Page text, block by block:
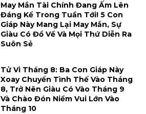
May Mắn Tài Chính Đang Ấm Lên
Đáng Kể Trong Tuần Tới! 5 Con
Giáp Này Mang Lại May Mắn, Sự
Giàu Có Đổ Về Và Mọi Thứ Diễn Ra
Suôn Sẻ
Tử Vi Tháng 8: Ba Con Giáp Này
Xoay Chuyển Tình Thế Vào Tháng
8, Trở Nên Giàu Có Vào Tháng 9
Và Chào Đón Niềm Vui Lớn Vào
Tháng 10